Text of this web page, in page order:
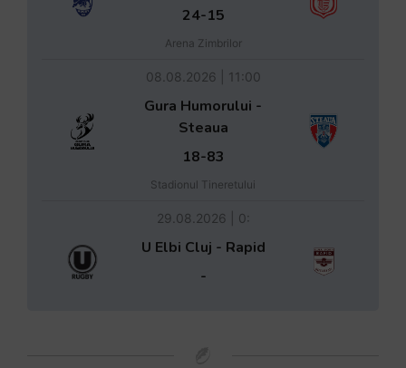
24-15
Arena Zimbrilor
08.08.2026 | 11:00
Gura Humorului -
Steaua
18-83
Stadionul Tineretului
29.08.2026 | 0:
U Elbi Cluj - Rapid
-